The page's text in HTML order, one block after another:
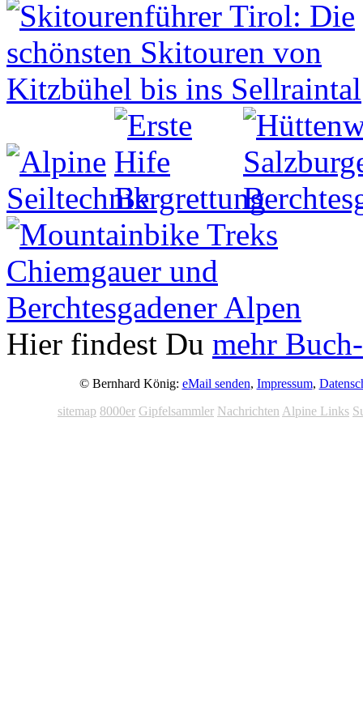
Hier findest Du mehr
© Bernhard König: eMail senden, Impressum,
sitemap 8000er Gipfelsammler Nachrichten Alpine Links